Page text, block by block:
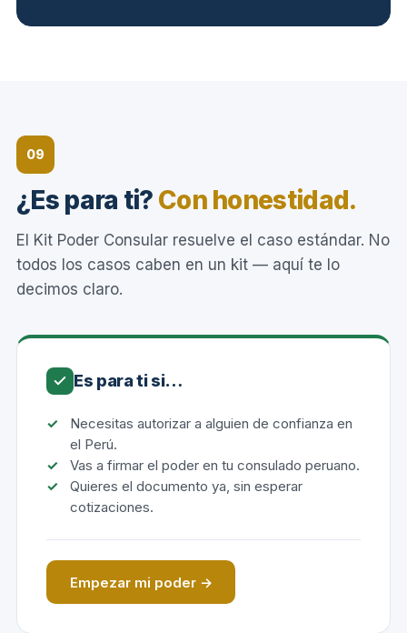
09
¿Es para ti? Con honestidad.
El Kit Poder Consular resuelve el caso estándar. No
todos los casos caben en un kit — aquí te lo
decimos claro.
Es para ti si…
Necesitas autorizar a alguien de confianza en
el Perú.
Vas a firmar el poder en tu consulado peruano.
Quieres el documento ya, sin esperar
cotizaciones.
Empezar mi poder →